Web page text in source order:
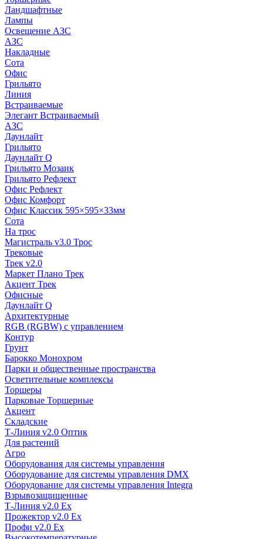
Ландшафтные
Лампы
Освещение АЗС
АЗС
Накладные
Сота
Офис
Грильято
Линия
Встраиваемые
Элегант Встраиваемый
АЗС
Даунлайт
Грильято
Даунлайт Q
Грильято Мозаик
Грильято Рефлект
Офис Рефлект
Офис Комфорт
Офис Классик 595×595×33мм
Сота
На трос
Магистраль v3.0 Трос
Трековые
Трек v2.0
Маркет Плано Трек
Акцент Трек
Офисные
Даунлайт Q
Архитектурные
RGB (RGBW) с управлением
Контур
Грунт
Барокко Монохром
Парки и общественные пространства
Осветительные комплексы
Торшеры
Парковые Торшерные
Акцент
Складские
Т-Линия v2.0 Оптик
Для растений
Агро
Оборудования для системы управления
Оборудование для системы управления DMX
Оборудование для системы управления Integra
Взрывозащищенные
Т-Линия v2.0 Ex
Прожектор v2.0 Ex
Профи v2.0 Ex